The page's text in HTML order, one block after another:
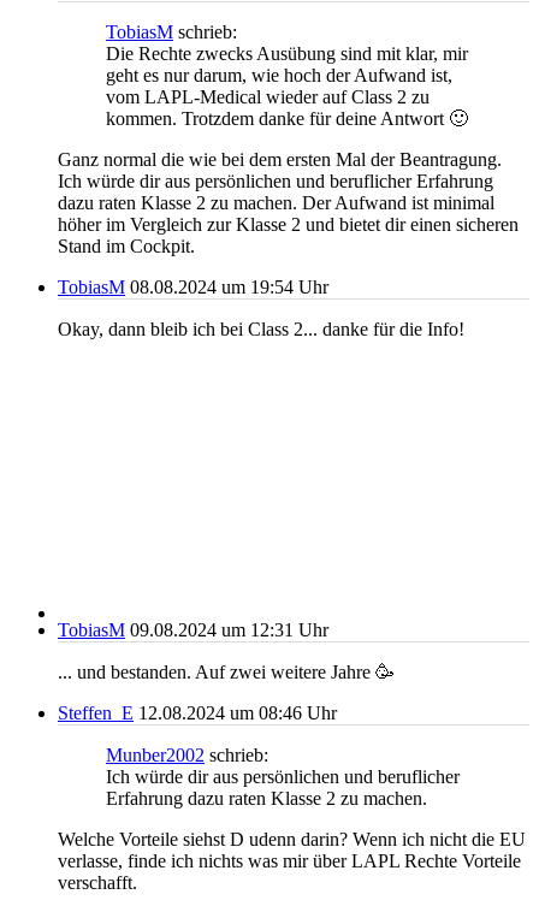
TobiasM schrieb:
Die Rechte zwecks Ausübung sind mit klar, mir
geht es nur darum, wie hoch der Aufwand ist,
vom LAPL-Medical wieder auf Class 2 zu
kommen. Trotzdem danke für deine Antwort 🙂
Ganz normal die wie bei dem ersten Mal der Beantragung.
Ich würde dir aus persönlichen und beruflicher Erfahrung
dazu raten Klasse 2 zu machen. Der Aufwand ist minimal
höher im Vergleich zur Klasse 2 und bietet dir einen sicheren
Stand im Cockpit.
TobiasM 08.08.2024 um 19:54 Uhr
Okay, dann bleib ich bei Class 2... danke für die Info!
TobiasM 09.08.2024 um 12:31 Uhr
... und bestanden. Auf zwei weitere Jahre 🥳
Steffen_E 12.08.2024 um 08:46 Uhr
Munber2002 schrieb:
Ich würde dir aus persönlichen und beruflicher
Erfahrung dazu raten Klasse 2 zu machen.
Welche Vorteile siehst D udenn darin? Wenn ich nicht die EU
verlasse, finde ich nichts was mir über LAPL Rechte Vorteile
verschafft.